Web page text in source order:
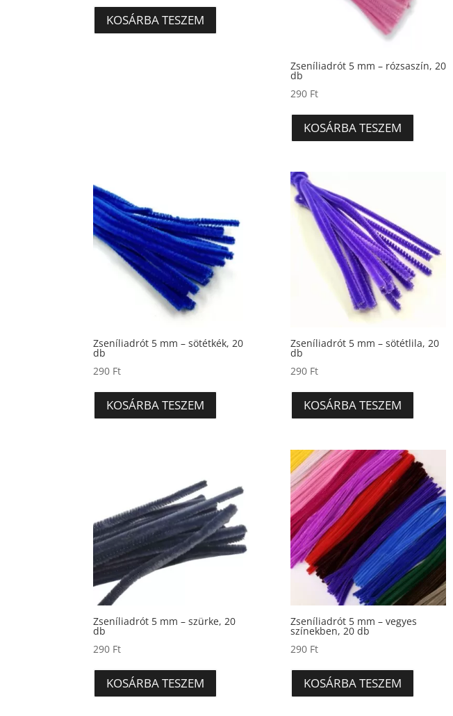
KOSÁRBA TESZEM
Zseníliadrót 5 mm – rózsaszín, 20
db
290 Ft
KOSÁRBA TESZEM
Zseníliadrót 5 mm – sötétkék, 20
db
290 Ft
KOSÁRBA TESZEM
Zseníliadrót 5 mm – sötétlila, 20
db
290 Ft
KOSÁRBA TESZEM
Zseníliadrót 5 mm – szürke, 20
db
290 Ft
KOSÁRBA TESZEM
Zseníliadrót 5 mm – vegyes
színekben, 20 db
290 Ft
KOSÁRBA TESZEM